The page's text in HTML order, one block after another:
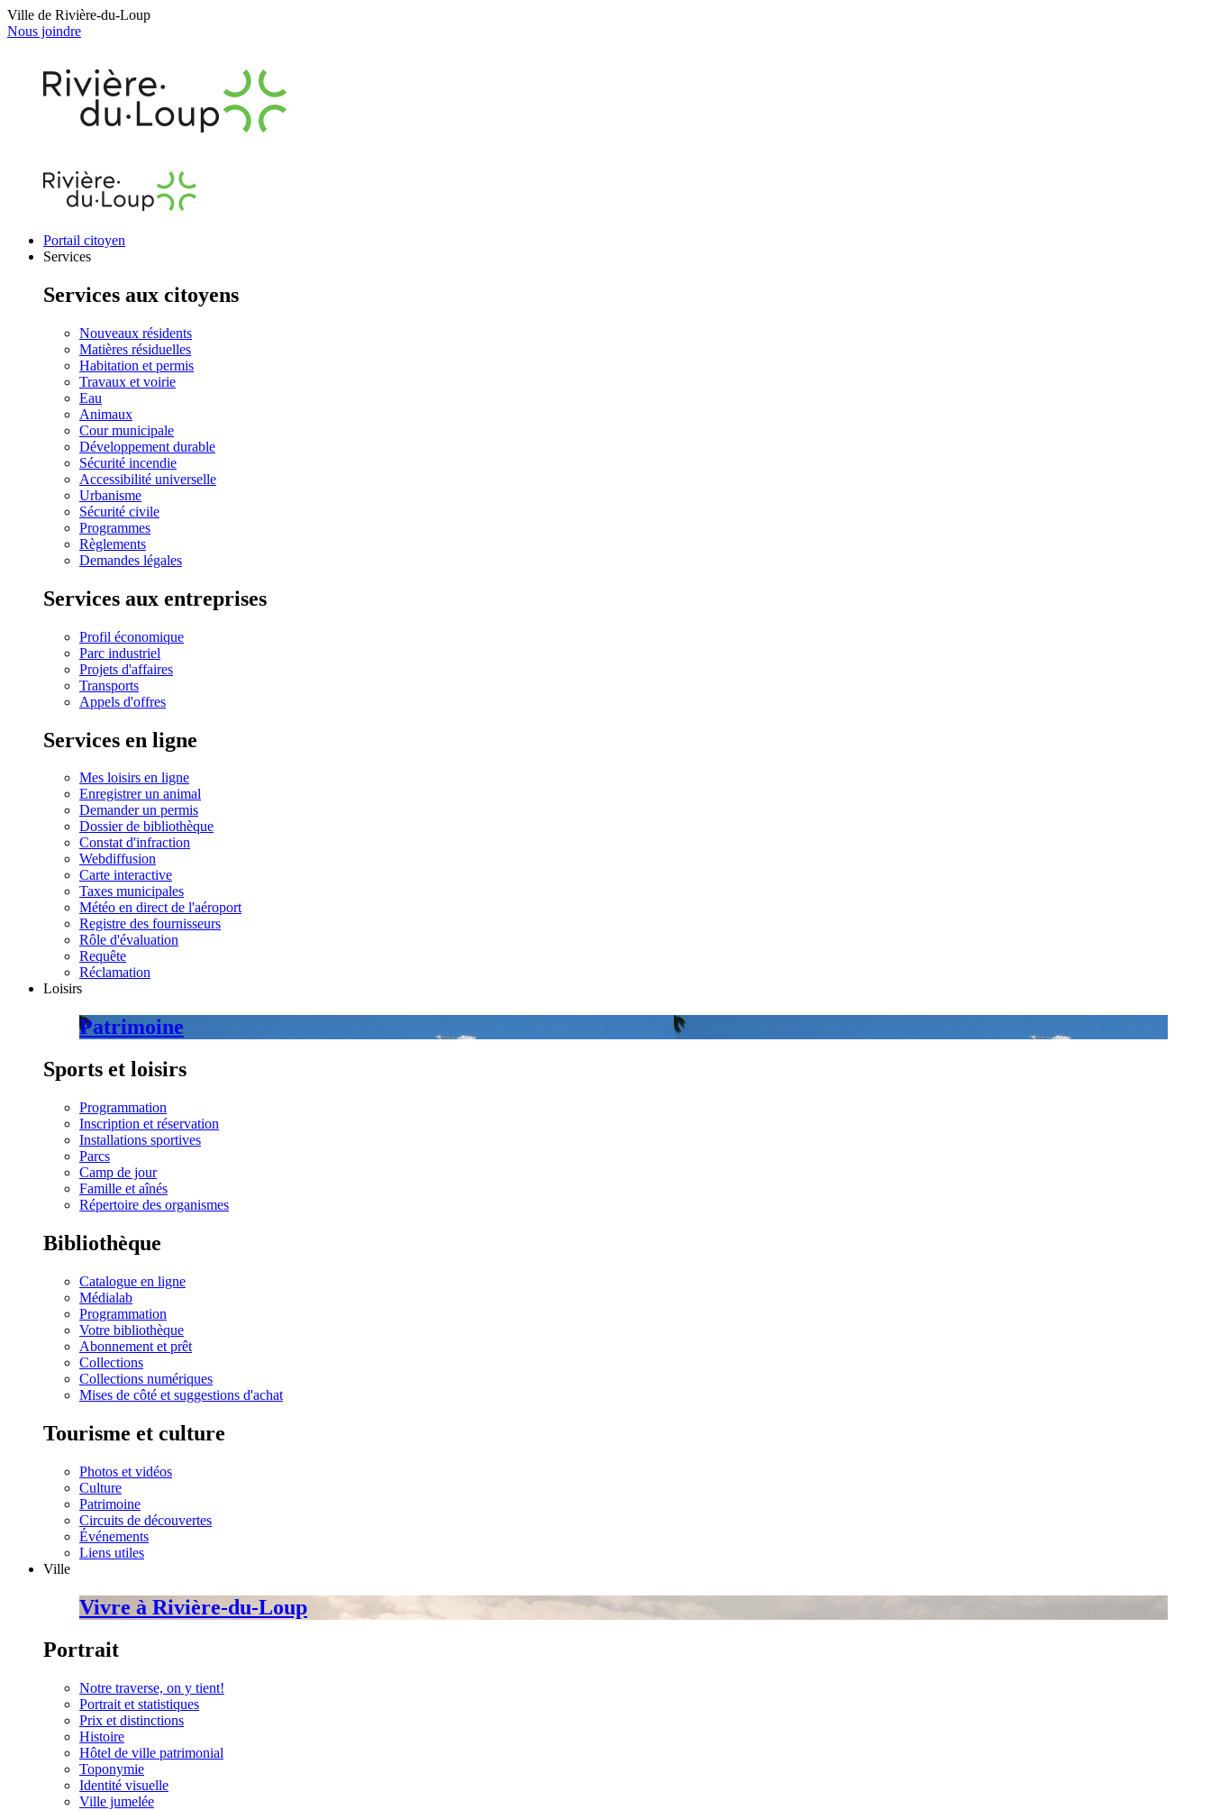
Ville de Rivière-du-Loup
Nous joindre
Portail citoyen
Services
Services aux citoyens
Nouveaux résidents
Matières résiduelles
Habitation et permis
Travaux et voirie
Eau
Animaux
Cour municipale
Développement durable
Sécurité incendie
Accessibilité universelle
Urbanisme
Sécurité civile
Programmes
Règlements
Demandes légales
Services aux entreprises
Profil économique
Parc industriel
Projets d'affaires
Transports
Appels d'offres
Services en ligne
Mes loisirs en ligne
Enregistrer un animal
Demander un permis
Dossier de bibliothèque
Constat d'infraction
Webdiffusion
Carte interactive
Taxes municipales
Météo en direct de l'aéroport
Registre des fournisseurs
Rôle d'évaluation
Requête
Réclamation
Loisirs
Patrimoine
Sports et loisirs
Programmation
Inscription et réservation
Installations sportives
Parcs
Camp de jour
Famille et aînés
Répertoire des organismes
Bibliothèque
Catalogue en ligne
Médialab
Programmation
Votre bibliothèque
Abonnement et prêt
Collections
Collections numériques
Mises de côté et suggestions d'achat
Tourisme et culture
Photos et vidéos
Culture
Patrimoine
Circuits de découvertes
Événements
Liens utiles
Ville
Vivre à Rivière-du-Loup
Portrait
Notre traverse, on y tient!
Portrait et statistiques
Prix et distinctions
Histoire
Hôtel de ville patrimonial
Toponymie
Identité visuelle
Ville jumelée